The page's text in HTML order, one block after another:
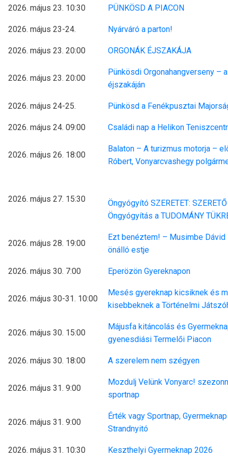
2026. május 23. 10:30 PÜNKÖSD A PIACON
2026. május 23-24. Nyárváró a parton!
2026. május 23. 20:00 ORGONÁK ÉJSZAKÁJA
2026. május 23. 20:00
Pünkösdi Orgonahangverseny –
éjszakáján
2026. május 24-25. Pünkösd a Fenékpusztai
2026. május 24. 09:00 Családi nap a Helikon
2026. május 26. 18:00
Balaton – A turizmus motorja –
Róbert, Vonyarcvashegy
2026. május 27. 15:30 Öngyógyító SZERETET: SZERETŐ
Öngyógyítás a TUDOMÁNY
2026. május 28. 19:00
Ezt benéztem! – Musimbe Dávid
önálló estje
2026. május 30. 7:00 Eperözön Gyereknapon
2026. május 30-31. 10:00
Mesés gyereknap kicsiknek és
kisebbeknek a Történelmi
2026. május 30. 15:00
Májusfa kitáncolás és
gyenesdiási Termelői Piacon
2026. május 30. 18:00 A szerelem nem szégyen
2026. május 31. 9:00
Mozdulj Velünk Vonyarc!
sportnap
2026. május 31. 9:00
Érték vagy Sportnap,
Strandnyitó
2026. május 31. 10:30 Keszthelyi Gyermeknap 2026